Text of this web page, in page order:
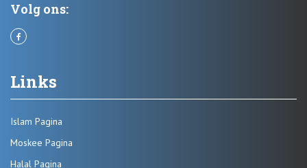
Volg ons:
Links
Islam Pagina
Moskee Pagina
Halal Pagina